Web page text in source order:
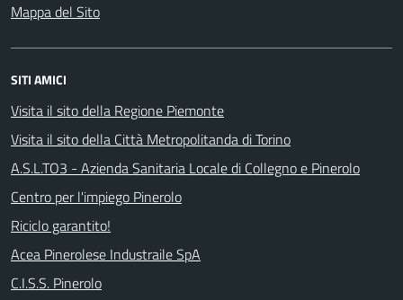
Mappa del Sito
SITI AMICI
Visita il sito della Regione Piemonte
Visita il sito della Città Metropolitanda di Torino
A.S.L.TO3 - Azienda Sanitaria Locale di Collegno e Pinerolo
Centro per l'impiego Pinerolo
Riciclo garantito!
Acea Pinerolese Industraile SpA
C.I.S.S. Pinerolo